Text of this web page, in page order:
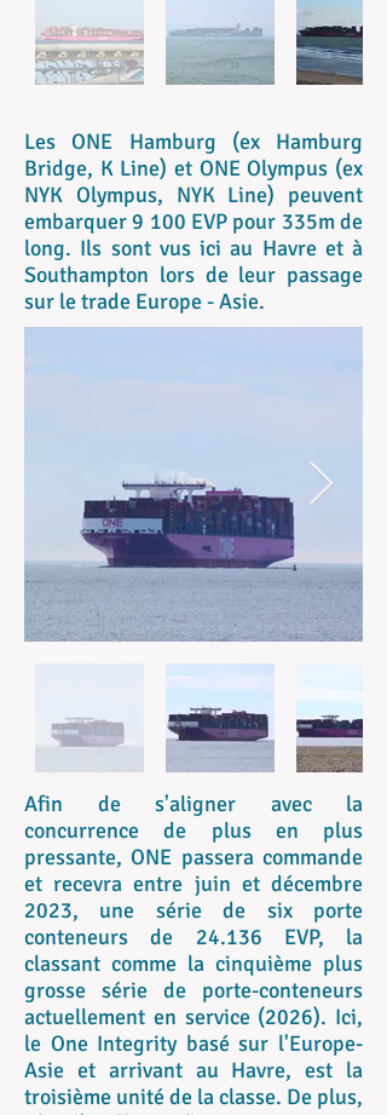
Les ONE Hamburg (ex Hamburg
Bridge, K Line) et ONE Olympus (ex
NYK Olympus, NYK Line) peuvent
embarquer 9 100 EVP pour 335m de
long. Ils sont vus ici au Havre et à
Southampton lors de leur passage
sur le trade Europe - Asie.
Afin de s'aligner avec la
concurrence de plus en plus
pressante, ONE passera commande
et recevra entre juin et décembre
2023, une série de six porte
conteneurs de 24.136 EVP, la
classant comme la cinquième plus
grosse série de porte-conteneurs
actuellement en service (2026). Ici,
le One Integrity basé sur l'Europe-
Asie et arrivant au Havre, est la
troisième unité de la classe. De plus,